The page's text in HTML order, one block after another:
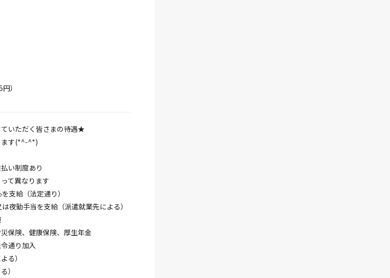
）
いただく皆さまの待遇★
ます(*^-^*)
い制度あり
て異なります
支給（法定通り）
夜勤手当を支給（派遣就業先による）
保険、健康保険、厚生年金
通り加入
る）
）